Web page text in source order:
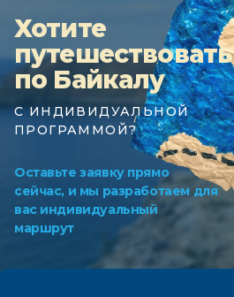
Хотите
путешествовать
по Байкалу
С ИНДИВИДУАЛЬНОЙ
ПРОГРАММОЙ?
Оставьте заявку прямо
сейчас, и мы разработаем для
вас индивидуальный
маршрут